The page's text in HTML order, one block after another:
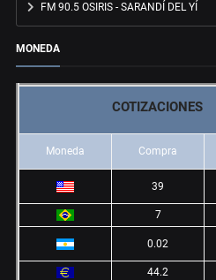
FM 90.5 OSIRIS - SARANDÍ DEL YÍ
MONEDA
COTIZACIONES
Moneda Compra
39
7
0.02
44.2